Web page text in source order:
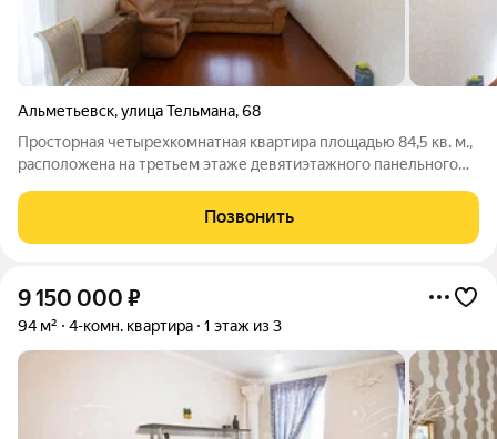
Альметьевск,улица Тельмана,68
Просторная четырехкомнатная квартира площадью 84,5 кв. м.,
расположена на третьем этаже девятиэтажного панельного
планировку с изолированными комнатами: гостиной и тремя
спальнями, что
Позвонить
9 150 000 ₽
94 м² 4-комн. квартира 1 этаж из 3